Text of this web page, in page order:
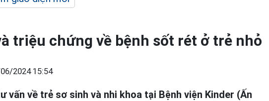
triệu chứng về bệnh sốt rét ở trẻ nhỏ
2024 15:54
vấn về trẻ sơ sinh và nhi khoa tại Bệnh viện Kinder (Ấn